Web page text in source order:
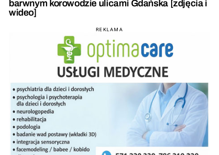
barwnym korowodzie ulicami Gdańska [zdjęcia i
wideo]
REKLAMA